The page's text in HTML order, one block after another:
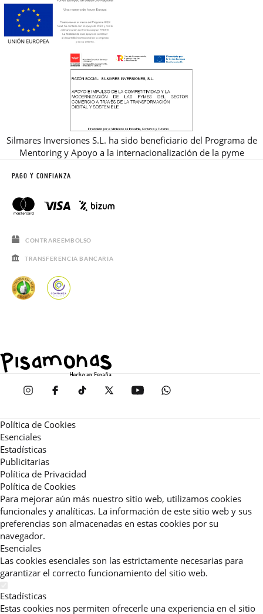
Silmares Inversiones S.L. ha sido beneficiario del Programa de
Mentoring y Apoyo a la internacionalización de la pyme
PAGO Y CONFIANZA
CONTRAREEMBOLSO
TRANSFERENCIA BANCARIA
Política de Cookies
Esenciales
Estadísticas
Publicitarias
Política de Privacidad
Política de Cookies
Para mejorar aún más nuestro sitio web, utilizamos cookies
funcionales y analíticas. La información de este sitio web y sus
preferencias son almacenadas en estas cookies por su
navegador.
Esenciales
Las cookies esenciales son las estrictamente necesarias para
garantizar el correcto funcionamiento del sitio web.
Estadísticas
Estas cookies nos permiten ofrecerle una experiencia en el sitio